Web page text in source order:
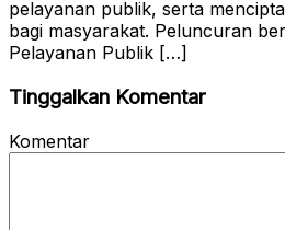
pelayanan publik, serta
bagi masyarakat. Peluncuran
Pelayanan Publik […]
Tinggalkan Komentar
Komentar